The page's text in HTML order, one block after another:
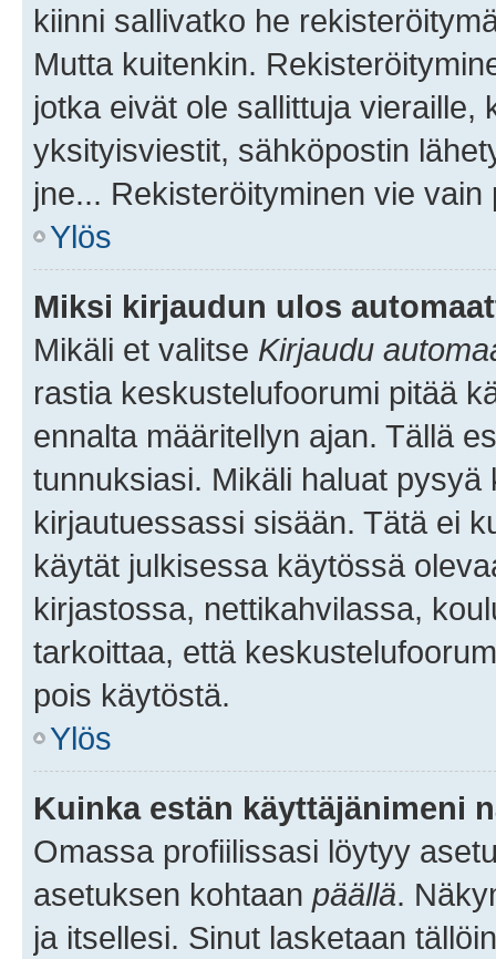
kiinni sallivatko he
Mutta kuitenkin.
jotka eivät ole sallittuja vieraille,
yksityisviestit, sähköpostin
jne... Rekisteröityminen vie
Ylös
Miksi kirjaudun ulos
Mikäli et valitse Kirjaudu
rastia keskustelufoorumi pitää
ennalta määritellyn ajan. Tällä
tunnuksiasi. Mikäli haluat
kirjautuessassi sisään. Tätä ei
käytät julkisessa käytössä
kirjastossa, nettikahvilassa,
tarkoittaa, että
pois käytöstä.
Ylös
Kuinka estän käyttäjänimeni
Omassa profiilissasi löytyy
asetuksen kohtaan päällä.
ja itsellesi. Sinut lasketaan